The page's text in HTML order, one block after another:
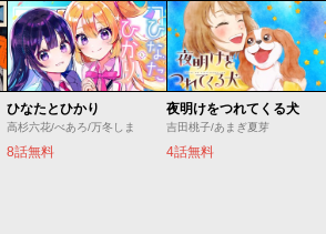
ひなたとひかり
高杉六花/べあろ/万冬しま
8話無料
夜明けをつれてくる犬
吉田桃子/あまぎ夏芽
4話無料